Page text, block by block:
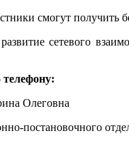
смогут
развитие сетевого
Олеговна
постановочного